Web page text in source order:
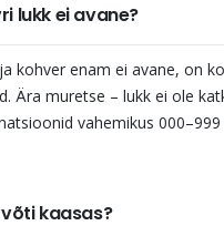
lukk ei avane?
kohver enam ei avane, on
Ära muretse – lukk ei ole
vahemikus
kaasas?